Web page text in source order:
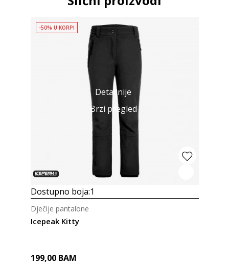
Detaljnije
Brzi pregled
-50% U KORPI
Dostupno boja:1
Icepeak Kitty
Dječije pantalone
199,00 BAM